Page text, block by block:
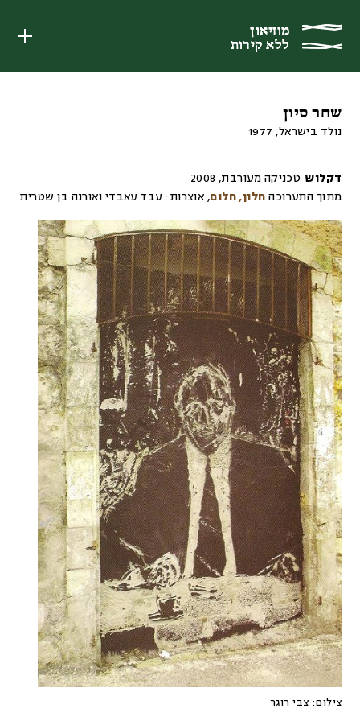
מוזיאון
ללא קירות
מוזיאון
ללא קירות
שחר סיון
נולד בישראל, 1977
דקלוש טכניקה מעורבת,
2008
מתוך התערוכה חלון, חלום, אוצרות: עבד עאבדי ואורנה בן שטרית
צילום: צבי רוגר